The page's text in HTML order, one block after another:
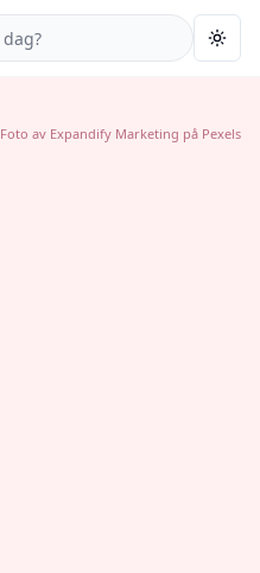
Foto av Expandify Marketing på Pexels